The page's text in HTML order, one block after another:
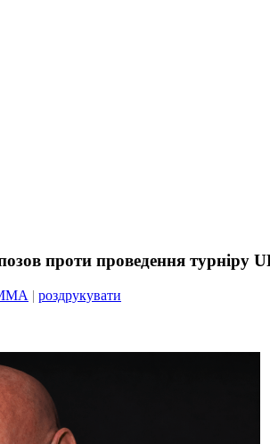
проти проведення турніру
| роздрукувати